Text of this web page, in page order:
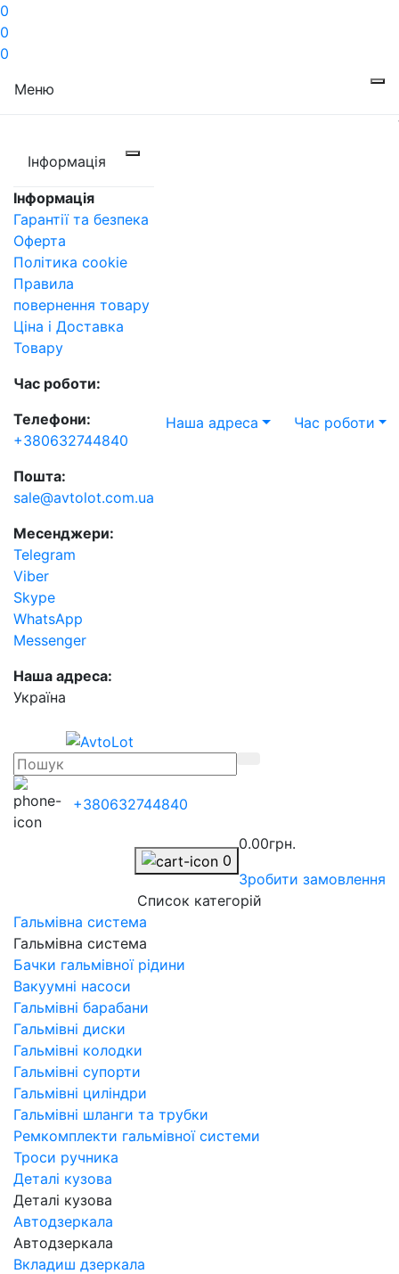
0
0
0
Меню
Інформація
Інформація
Гарантії та безпека
Оферта
Політика cookie
Правила
повернення товару
Ціна і Доставка
Товару
Час роботи:
Телефони:
+380632744840
Пошта:
sale@avtolot.com.ua
Месенджери:
Telegram
Viber
Skype
WhatsApp
Messenger
Наша адреса:
Українa
Наша адреса Час роботи
+380632744840
0
0.00грн.
Зробити замовлення
Список категорій
Гальмівна система
Гальмівна система
Бачки гальмівної рідини
Вакуумні насоси
Гальмівні барабани
Гальмівні диски
Гальмівні колодки
Гальмівні супорти
Гальмівні циліндри
Гальмівні шланги та трубки
Ремкомплекти гальмівної системи
Троси ручника
Деталі кузова
Деталі кузова
Автодзеркала
Автодзеркала
Вкладиш дзеркала